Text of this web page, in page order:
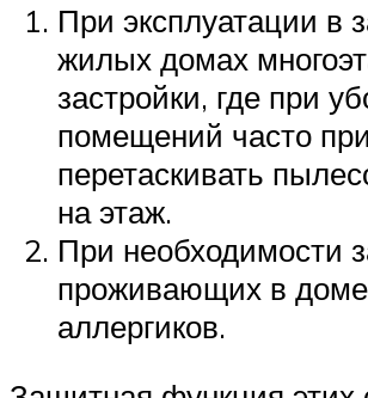
При эксплуатации в
жилых домах
застройки, где при
помещений часто
перетаскивать
на этаж.
При необходимости
проживающих в доме
аллергиков.